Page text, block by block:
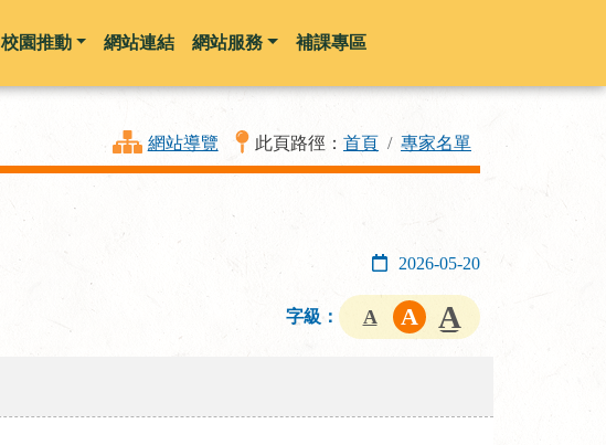
校園推動 網站連結 網站服務 補課專區
網站導覽 此頁路徑： 首頁 專家名單
2026-05-20
字級：